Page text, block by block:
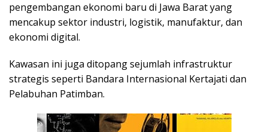
pengembangan ekonomi baru di Jawa Barat yang
mencakup sektor industri, logistik, manufaktur, dan
ekonomi digital.
Kawasan ini juga ditopang sejumlah infrastruktur
strategis seperti Bandara Internasional Kertajati dan
Pelabuhan Patimban.